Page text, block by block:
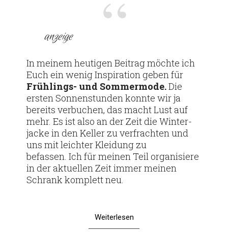
anzeige
In meinem heu­tigen Bei­trag möchte ich
Euch ein wenig Inspi­ra­tion geben für
Früh­­lings- und Som­mer­mode.Die
ersten Son­nen­stunden konnte wir ja
bereits ver­bu­chen, das macht Lust auf
mehr. Es ist also an der Zeit die Win­ter­
jacke in den Keller zu ver­frachten und
uns mit leichter Klei­dung zu
befassen. Ich für meinen Teil orga­ni­siere
in der aktu­ellen Zeit immer meinen
Schrank kom­plett neu.
Weiterlesen